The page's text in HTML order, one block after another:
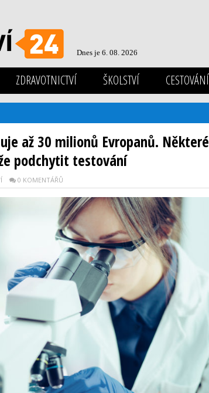
Dnes je 6. 08. 2026
ZDRAVOTNICTVÍ ŠKOLSTVÍ CESTOVÁNÍ
až 30 milionů Evropanů. Některé
podchytit testování
0 KOMENTÁŘŮ